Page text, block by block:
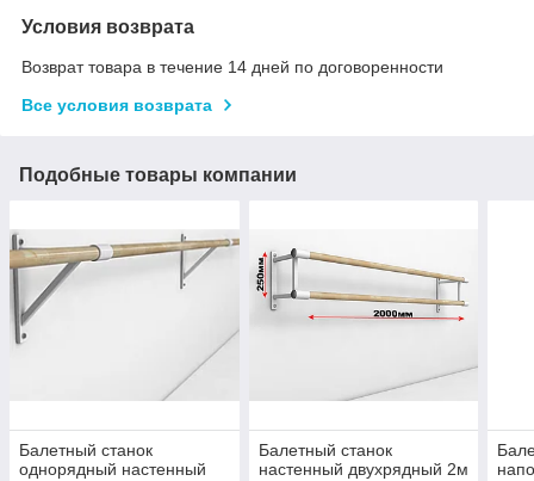
Условия возврата
Возврат товара в течение 14 дней по договоренности
Все условия возврата
Подобные товары компании
Балетный станок
однорядный настенный
Балетный станок
настенный двухрядный 2м